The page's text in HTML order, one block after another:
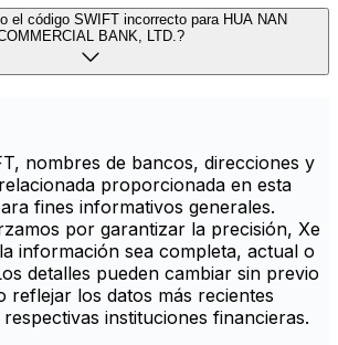
el código SWIFT incorrecto para HUA NAN
BANK, LTD.?
nombres de bancos, direcciones y
proporcionada en esta
fines informativos generales.
por garantizar la precisión, Xe
información sea completa, actual o
detalles pueden cambiar sin previo
reflejar los datos más recientes
instituciones financieras.